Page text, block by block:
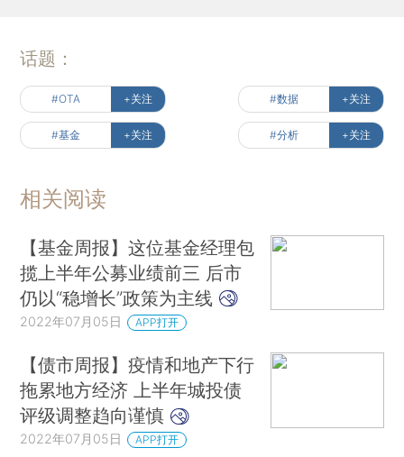
话题：
#OTA +关注 #数据 +关注
#基金 +关注 #分析 +关注
相关阅读
【基金周报】这位基金经理包
揽上半年公募业绩前三 后市
仍以“稳增长”政策为主线
2022年07月05日 APP打开
【债市周报】疫情和地产下行
拖累地方经济 上半年城投债
评级调整趋向谨慎
2022年07月05日 APP打开